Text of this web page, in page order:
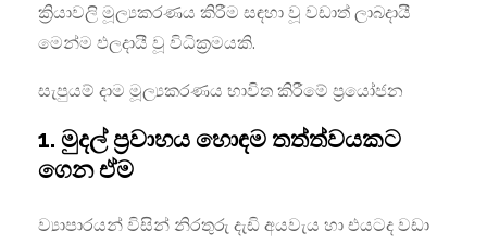
ක්‍රියාවලි මූල්‍යකරණය කිරීම සඳහා වූ වඩාත් ලාබදායී
මෙන්ම ඵලදායී වූ විධික්‍රමයකි.
සැපුයම් දාම මූල්‍යකරණය භාවිත කිරීමේ ප්‍රයෝජන
1. මුදල් ප්‍රවාහය හොඳම තත්ත්වයකට
ගෙන ඒම
ව්‍යාපාරයන් විසින් නිරතුරු දැඩි අයවැය හා එයටද වඩා